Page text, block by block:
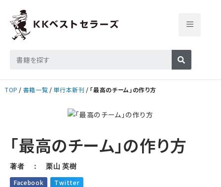
TOP 書籍一覧 単行本新刊 「最高のチーム」の作り方
「最高のチーム」の作り方
著者 ： 栗山 英樹
Facebook Twitter